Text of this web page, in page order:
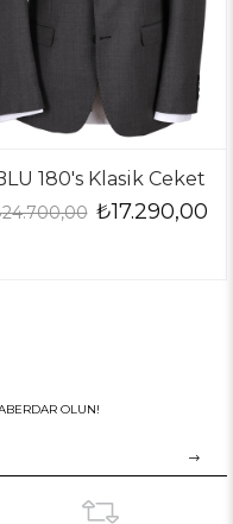
180's Klasik Ceket
₺17.290,00
OLUN!